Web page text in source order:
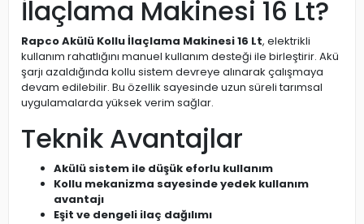
İlaçlama Makinesi 16 Lt?
Rapco Akülü Kollu İlaçlama Makinesi 16 Lt, elektrikli
kullanım rahatlığını manuel kullanım desteği ile birleştirir. Akü
şarjı azaldığında kollu sistem devreye alınarak çalışmaya
devam edilebilir. Bu özellik sayesinde uzun süreli tarımsal
uygulamalarda yüksek verim sağlar.
Teknik Avantajlar
Akülü sistem ile düşük eforlu kullanım
Kollu mekanizma sayesinde yedek kullanım
avantajı
Eşit ve dengeli ilaç dağılımı